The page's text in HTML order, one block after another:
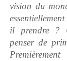
vision du
il prendre ?
penser de